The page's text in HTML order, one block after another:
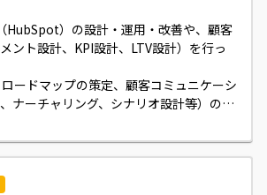
HubSpot）の設計・運用・改善や、顧客
ント設計、KPI設計、LTV設計）を行っ
ードマップの策定、顧客コミュニケーシ
ナーチャリング、シナリオ設計等）の企
ィング・営業・カスタマーサクセスとの
果測定、分析および改善提案などをご担